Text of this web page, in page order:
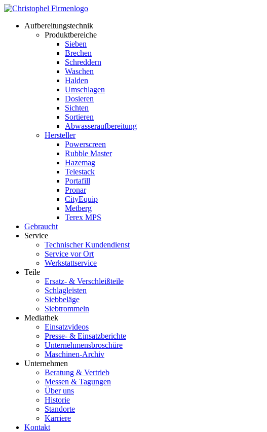
Aufbereitungstechnik
Produktbereiche
Sieben
Brechen
Schreddern
Waschen
Halden
Umschlagen
Dosieren
Sichten
Sortieren
Abwasseraufbereitung
Hersteller
Powerscreen
Rubble Master
Hazemag
Telestack
Portafill
Pronar
CityEquip
Metberg
Terex MPS
Gebraucht
Service
Technischer Kundendienst
Service vor Ort
Werkstattservice
Teile
Ersatz- & Verschleißteile
Schlagleisten
Siebbeläge
Siebtrommeln
Mediathek
Einsatzvideos
Presse- & Einsatzberichte
Unternehmensbroschüre
Maschinen-Archiv
Unternehmen
Beratung & Vertrieb
Messen & Tagungen
Über uns
Historie
Standorte
Karriere
Kontakt